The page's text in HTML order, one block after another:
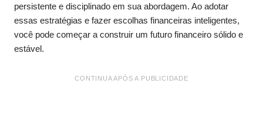
persistente e disciplinado em sua abordagem. Ao adotar
essas estratégias e fazer escolhas financeiras inteligentes,
você pode começar a construir um futuro financeiro sólido e
estável.
CONTINUA APÓS A PUBLICIDADE